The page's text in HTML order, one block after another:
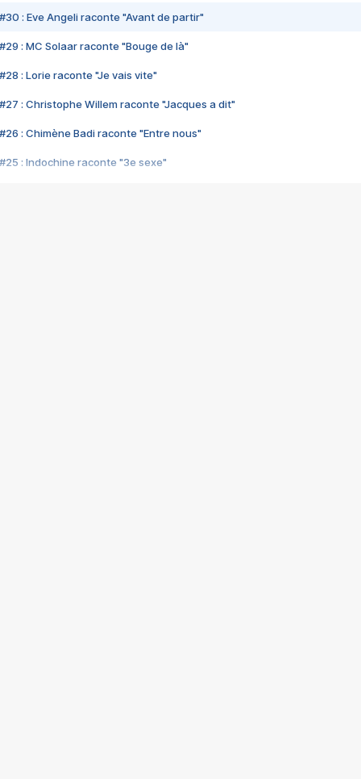
#30 : Eve Angeli raconte "Avant de partir"
#29 : MC Solaar raconte "Bouge de là"
#28 : Lorie raconte "Je vais vite"
#27 : Christophe Willem raconte "Jacques a dit"
#26 : Chimène Badi raconte "Entre nous"
#25 : Indochine raconte "3e sexe"